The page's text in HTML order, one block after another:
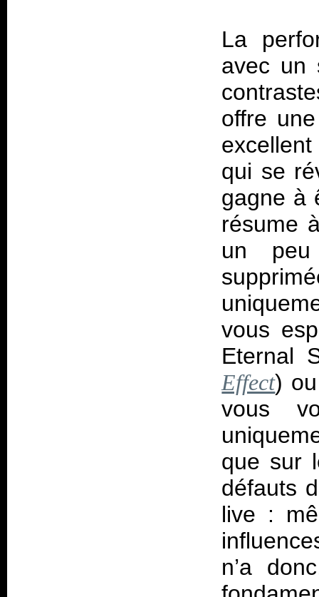
La
avec un
offre
qui se
gagne à
résume
un peu
vous
Eternal
Effect)
vous
que sur
défauts
live :
n’a